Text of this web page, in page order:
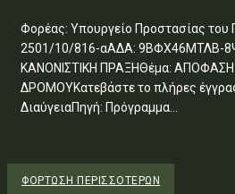
Φορέας: Υπουργείο Προστασίας
2501/10/816-αΑΔΑ: 9ΒΦΧ46ΜΤΛΒ-
ΚΑΝΟΝΙΣΤΙΚΗ ΠΡΑΞΗΘέμα: ΑΠΟΦΑΣΗ
ΔΡΟΜΟΥΚατεβάστε το πλήρες
ΔιαύγειαΠηγή: Πρόγραμμα...
ΦΌΡΤΩΣΗ ΠΕΡΙΣΣΟΤΈΡΩΝ